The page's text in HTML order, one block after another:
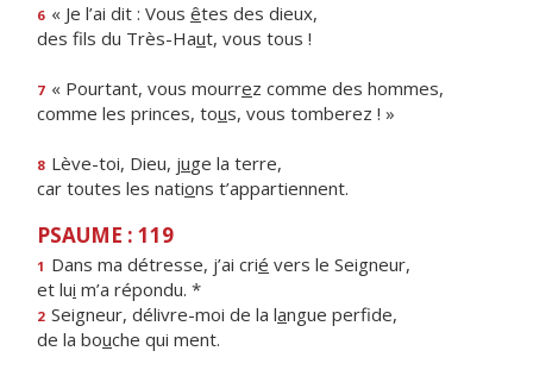
6 « Je l’ai dit : Vous êtes des dieux,
des fils du Très-Haut, vous tous !
7 « Pourtant, vous mourrez comme des hommes,
comme les princes, tous, vous tomberez ! »
8 Lève-toi, Dieu, juge la terre,
car toutes les nations t’appartiennent.
PSAUME : 119
1 Dans ma détresse, j’ai crié vers le Seigneur,
et lui m’a répondu. *
2 Seigneur, délivre-moi de la langue perfide,
de la bouche qui ment.